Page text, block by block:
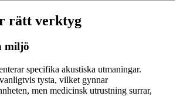
rätt verktyg
miljö
specifika akustiska utmaningar.
tysta, vilket gynnar
men medicinsk utrustning surrar,